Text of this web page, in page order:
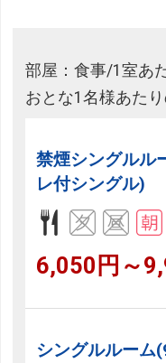
部屋：食事/1室あ
おとな1名様あた
禁煙シングルル
レ付シングル)
6,050円～
シングルルーム